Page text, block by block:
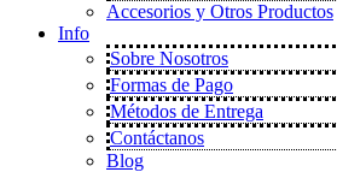
Accesorios y Otros Productos
Info
Sobre Nosotros
Formas de Pago
Métodos de Entrega
Contáctanos
Blog